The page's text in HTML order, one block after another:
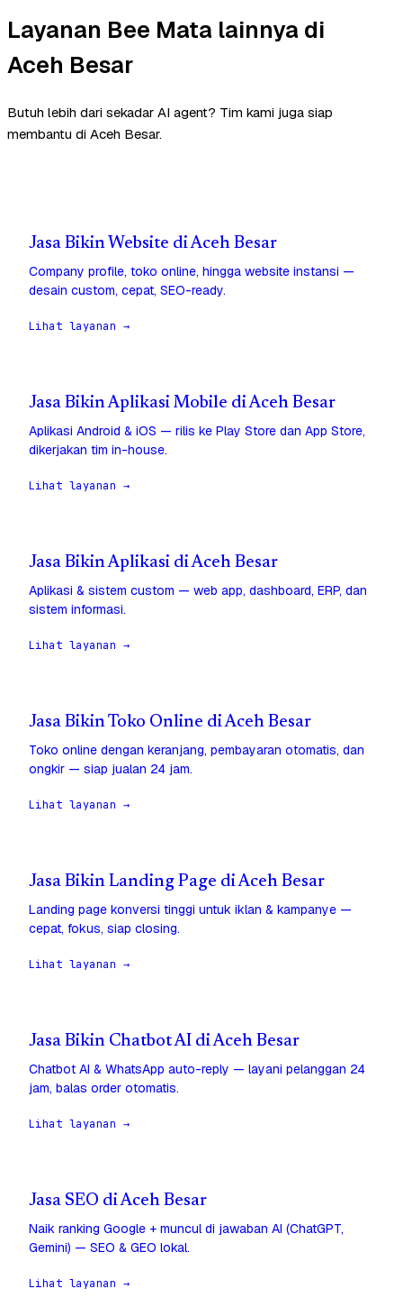
Layanan Bee Mata lainnya di
Aceh Besar
Butuh lebih dari sekadar AI agent? Tim kami juga siap
membantu di Aceh Besar.
Jasa Bikin Website di Aceh Besar
Company profile, toko online, hingga website instansi —
desain custom, cepat, SEO-ready.
Lihat layanan →
Jasa Bikin Aplikasi Mobile di Aceh Besar
Aplikasi Android & iOS — rilis ke Play Store dan App Store,
dikerjakan tim in-house.
Lihat layanan →
Jasa Bikin Aplikasi di Aceh Besar
Aplikasi & sistem custom — web app, dashboard, ERP, dan
sistem informasi.
Lihat layanan →
Jasa Bikin Toko Online di Aceh Besar
Toko online dengan keranjang, pembayaran otomatis, dan
ongkir — siap jualan 24 jam.
Lihat layanan →
Jasa Bikin Landing Page di Aceh Besar
Landing page konversi tinggi untuk iklan & kampanye —
cepat, fokus, siap closing.
Lihat layanan →
Jasa Bikin Chatbot AI di Aceh Besar
Chatbot AI & WhatsApp auto-reply — layani pelanggan 24
jam, balas order otomatis.
Lihat layanan →
Jasa SEO di Aceh Besar
Naik ranking Google + muncul di jawaban AI (ChatGPT,
Gemini) — SEO & GEO lokal.
Lihat layanan →